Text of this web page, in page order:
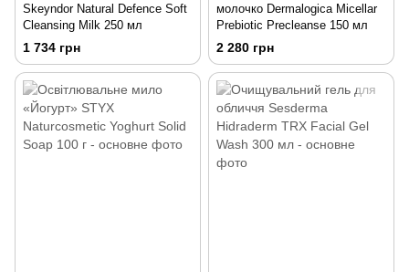
Skeyndor Natural Defence Soft
Cleansing Milk 250 мл
1 734 грн
молочко Dermalogica Micellar
Prebiotic Precleanse 150 мл
2 280 грн